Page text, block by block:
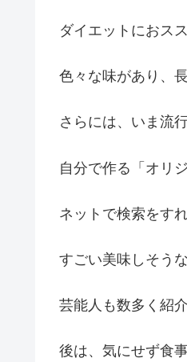
ダイエットにおス
色々な味があり、
さらには、いま流
自分で作る「オリ
ネットで検索をす
すごい美味しそう
芸能人も数多く紹
後は、気にせず食